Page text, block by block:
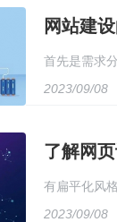
网站建
首先是需求
推广和运营与
2023/09/08
了解网
有扁平化风
2023/09/08